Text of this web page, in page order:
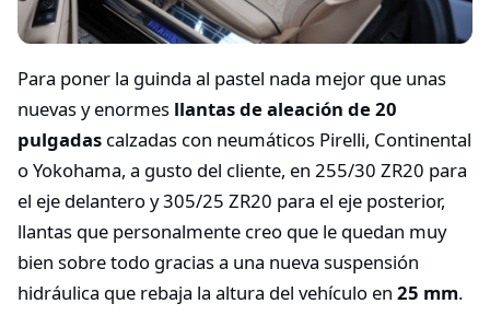
Para poner la guinda al pastel nada mejor que unas
nuevas y enormes llantas de aleación de 20
pulgadas calzadas con neumáticos Pirelli, Continental
o Yokohama, a gusto del cliente, en 255/30 ZR20 para
el eje delantero y 305/25 ZR20 para el eje posterior,
llantas que personalmente creo que le quedan muy
bien sobre todo gracias a una nueva suspensión
hidráulica que rebaja la altura del vehículo en 25 mm.